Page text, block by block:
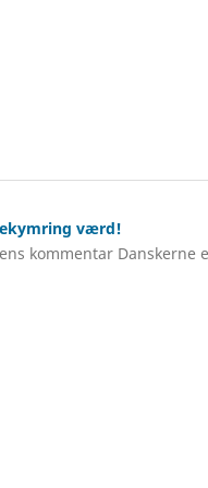
værd!
kommentar